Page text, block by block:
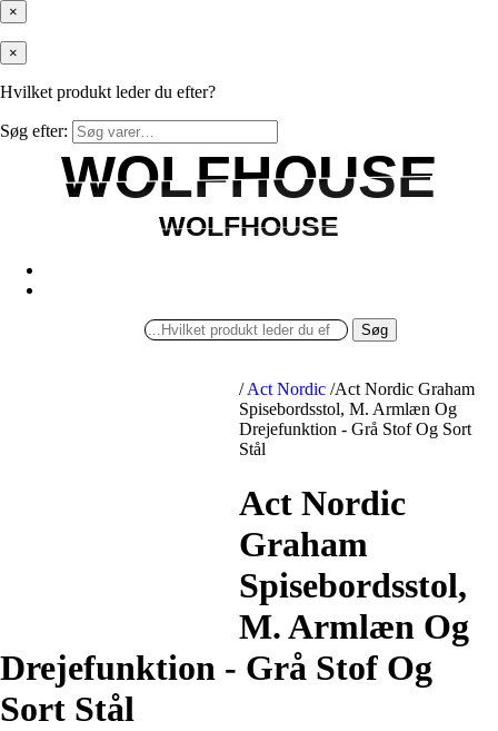
×
×
Hvilket produkt leder du efter?
Søg efter:
WOLFHOUSE
WOLFHOUSE
WOLFHOUSE
WOLFHOUSE
Søg
/ Act Nordic /Act Nordic Graham
Spisebordsstol, M. Armlæn Og
Drejefunktion - Grå Stof Og Sort
Stål
Act Nordic
Graham
Spisebordsstol,
M. Armlæn Og
Drejefunktion - Grå Stof Og
Sort Stål